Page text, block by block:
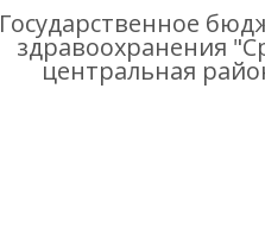
Государственное
здравоохранения
центральная